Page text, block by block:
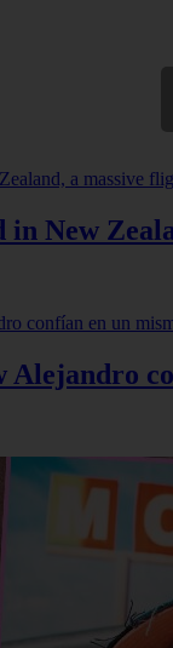
in New
Alejandro